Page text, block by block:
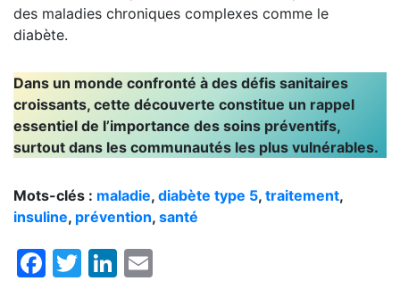
des maladies chroniques complexes comme le
diabète.
Dans un monde confronté à des défis sanitaires
croissants, cette découverte constitue un rappel
essentiel de l’importance des soins préventifs,
surtout dans les communautés les plus vulnérables.
Mots-clés : maladie, diabète type 5, traitement,
insuline, prévention, santé
Facebook
TwitterLinkedIn